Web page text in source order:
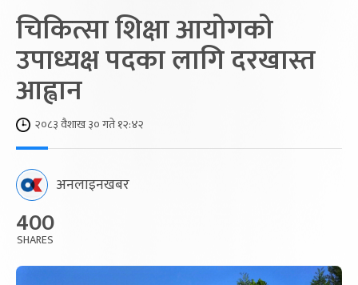
चिकित्सा शिक्षा आयोगको
उपाध्यक्ष पदका लागि दरखास्त
आह्वान
२०८३ वैशाख ३० गते १२:४२
अनलाइनखबर
400
SHARES